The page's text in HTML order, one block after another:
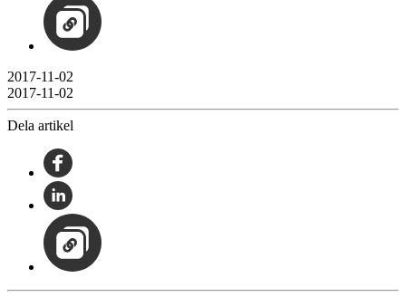
2017-11-02
2017-11-02
Dela artikel